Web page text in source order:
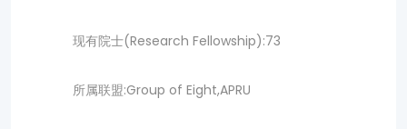
现有院士(Research Fellowship):73
所属联盟:Group of Eight,APRU